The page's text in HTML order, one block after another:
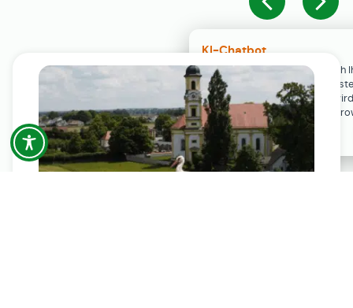
KI-Chatbot
Der KI-Chatbot steht erst nach
Einwilligung in den Cookie-
Verfügung. Der Chat-Verlauf
ausschließlich lokal in Ihrem
gespeichert.